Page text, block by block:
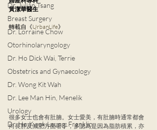
Dr. Julian Tsang
Breast Surgery
Dr. Lorraine Chow
Otorhinolaryngology
Dr. Ho Dick Wai, Terrie
Obstetrics and Gynaecology
Dr. Wong Kit Wah
Dr. Lee Man Hin, Menelik
Urology
Dr. Ho Kwok Leung, Franklin
黃潔華醫生
轉載自《UrbanLife》
很多女士也會有肚腩。女士愛美，有肚腩時通常都會
向長胖及減肥方面著手，多認為是因為脂肪積累，亦